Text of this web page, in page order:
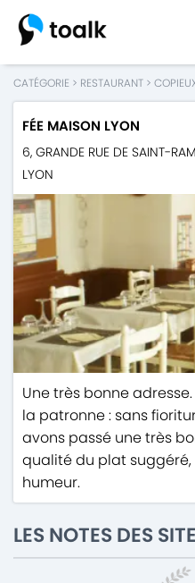
CATÉGORIE > RESTAURANT >
FÉE MAISON LYON
6, GRANDE RUE DE SAINT-
LYON
Une très bonne
la patronne : sans
avons passé une très
qualité du plat
humeur.
LES NOTES DES